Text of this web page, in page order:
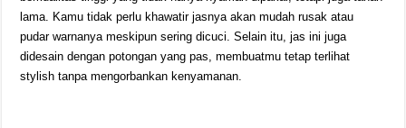
lama. Kamu tidak perlu khawatir jasnya akan mudah rusak atau
pudar warnanya meskipun sering dicuci. Selain itu, jas ini juga
didesain dengan potongan yang pas, membuatmu tetap terlihat
stylish tanpa mengorbankan kenyamanan.